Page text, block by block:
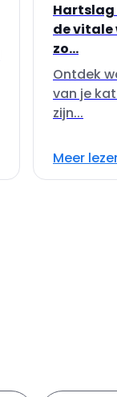
de vitale
zo...
Ontdek
van je
zijn...
Meer